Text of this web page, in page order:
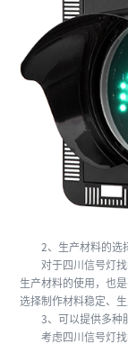
2、生产材料的选
对于四川信号灯找
生产材料的使用，也
选择制作材料稳定、
3、可以提供多种
考虑四川信号灯找